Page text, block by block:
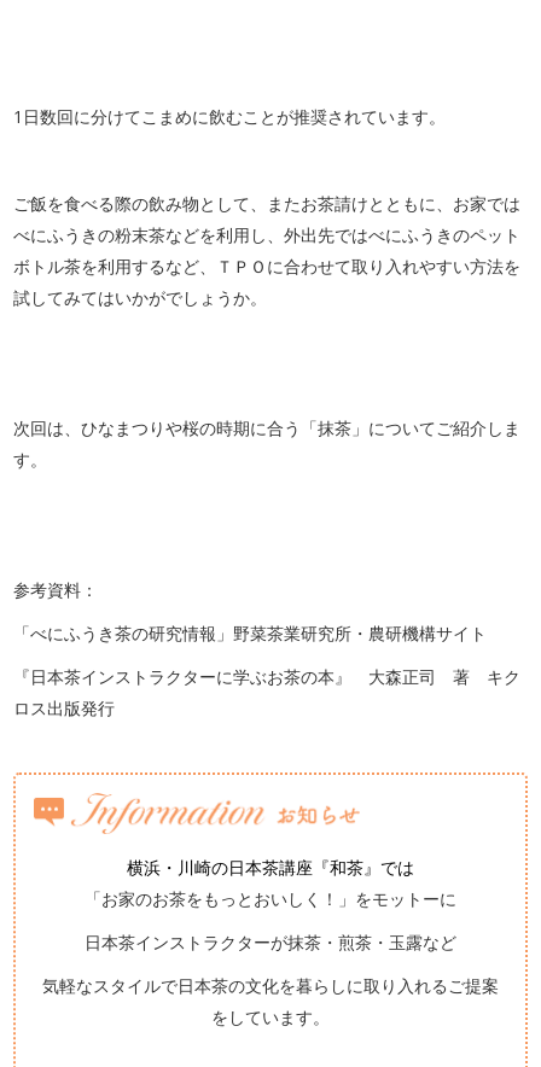
1日数回に分けてこまめに飲むことが推奨されています。
ご飯を食べる際の飲み物として、またお茶請けとともに、お家では
べにふうきの粉末茶などを利用し、外出先ではべにふうきのペット
ボトル茶を利用するなど、ＴＰＯに合わせて取り入れやすい方法を
試してみてはいかがでしょうか。
次回は、ひなまつりや桜の時期に合う「抹茶」についてご紹介しま
す。
参考資料：
「べにふうき茶の研究情報」野菜茶業研究所・農研機構サイト
『日本茶インストラクターに学ぶお茶の本』 大森正司 著 キク
ロス出版発行
横浜・川崎の日本茶講座『和茶』では
「お家のお茶をもっとおいしく！」をモットーに
日本茶インストラクターが抹茶・煎茶・玉露など
気軽なスタイルで日本茶の文化を暮らしに取り入れるご提案
をしています。